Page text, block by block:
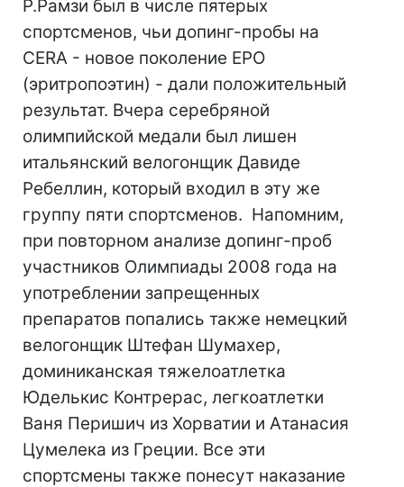
Р.Рамзи был в числе пятерых
спортсменов, чьи допинг-пробы на
CERA - новое поколение ЕРО
(эритропоэтин) - дали положительный
результат. Вчера серебряной
олимпийской медали был лишен
итальянский велогонщик Давиде
Ребеллин, который входил в эту же
группу пяти спортсменов. Напомним,
при повторном анализе допинг-проб
участников Олимпиады 2008 года на
употреблении запрещенных
препаратов попались также немецкий
велогонщик Штефан Шумахер,
доминиканская тяжелоатлетка
Юделькис Контрерас, легкоатлетки
Ваня Перишич из Хорватии и Атанасия
Цумелека из Греции. Все эти
спортсмены также понесут наказание